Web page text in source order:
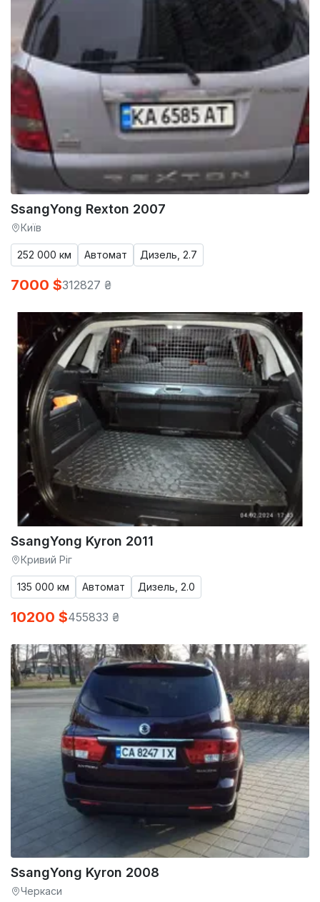
SsangYong Rexton 2007
Київ
252 000 км Автомат Дизель, 2.7
7000 $312827 ₴
SsangYong Kyron 2011
Кривий Ріг
135 000 км Автомат Дизель, 2.0
10200 $455833 ₴
SsangYong Kyron 2008
Черкаси